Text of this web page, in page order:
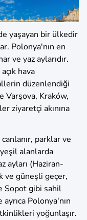
yaşayan bir ülkedir
Polonya'nın en
ve yaz aylarıdır.
hava
düzenlendiği
Varşova, Kraków,
ziyaretçi akınına
parklar ve
alanlarda
ayları (Haziran-
ve güneşli geçer,
Sopot gibi sahil
Polonya'nın
yoğunlaşır.